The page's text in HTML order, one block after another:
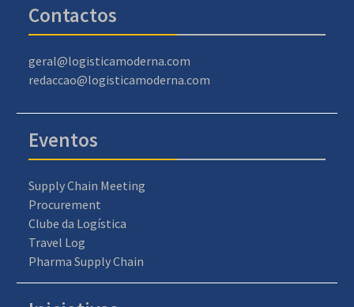
Contactos
geral@logisticamoderna.com
redaccao@logisticamoderna.com
Eventos
Supply Chain Meeting
Procurement
Clube da Logística
Travel Log
Pharma Supply Chain